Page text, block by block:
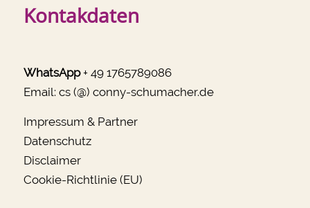
Kontakdaten
WhatsApp+ 49 1765789086
Email: cs (@) conny-schumacher.de
Impressum & Partner
Datenschutz
Disclaimer
Cookie-Richtlinie (EU)